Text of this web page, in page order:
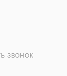
ЗВОНОК